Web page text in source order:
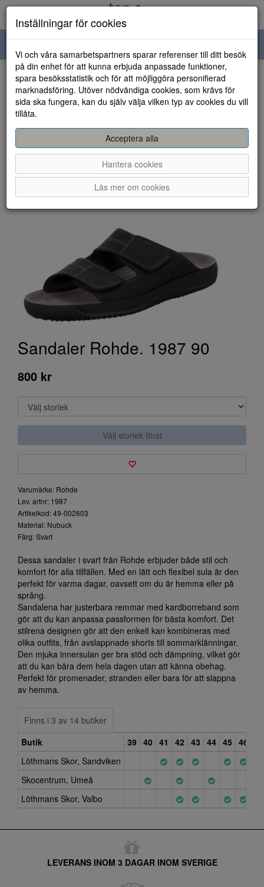
navigation
HEM
Sandaler Rohde. 1987 90
800 kr
Välj storlek först
Varumärke: Rohde
Lev. artnr: 1987
Artikelkod: 49-002603
Material: Nubuck
Färg: Svart
Dessa sandaler i svart från Rohde erbjuder både stil och
komfort för alla tillfällen. Med en lätt och flexibel sula är den
perfekt för varma dagar, oavsett om du är hemma eller på
språng.
Sandalena har justerbara remmar med kardborreband som
gör att du kan anpassa passformen för bästa komfort. Det
stilrena designen gör att den enkelt kan kombineras med
olika outfits, från avslappnade shorts till sommarklänningar.
Den mjuka innersulan ger bra stöd och dämpning, vilket gör
att du kan bära dem hela dagen utan att känna obehag.
Perfekt för promenader, stranden eller bara för att slappna
av hemma.
Finns i 3 av 14 butiker
Butik
39 40 41 42 43 44 45 46
Löthmans Skor, Sandviken
Skocentrum, Umeå
Löthmans Skor, Valbo
LEVERANS INOM 3 DAGAR INOM SVERIGE
Inställningar för cookies
Vi och våra samarbetspartners sparar referenser till ditt besök
på din enhet för att kunna erbjuda anpassade funktioner,
spara besöksstatistik och för att möjliggöra personifierad
marknadsföring. Utöver nödvändiga cookies, som krävs för
sida ska fungera, kan du själv välja vilken typ av cookies du vill
tillåta.
Acceptera alla
Hantera cookies
Läs mer om cookies